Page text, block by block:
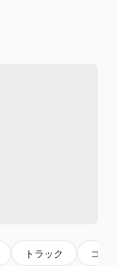
トラック コレ